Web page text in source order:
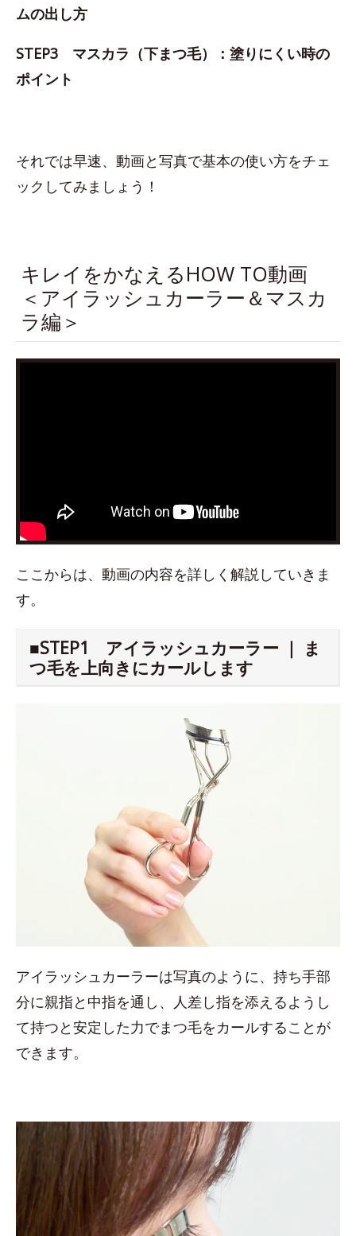
ムの出し方
STEP3 マスカラ（下まつ毛）：塗りにくい時の
ポイント
それでは早速、動画と写真で基本の使い方をチェ
ックしてみましょう！
キレイをかなえるHOW TO動画
＜アイラッシュカーラー＆マスカ
ラ編＞
ここからは、動画の内容を詳しく解説していきま
す。
■STEP1 アイラッシュカーラー ｜ ま
つ毛を上向きにカールします
アイラッシュカーラーは写真のように、持ち手部
分に親指と中指を通し、人差し指を添えるようし
て持つと安定した力でまつ毛をカールすることが
できます。